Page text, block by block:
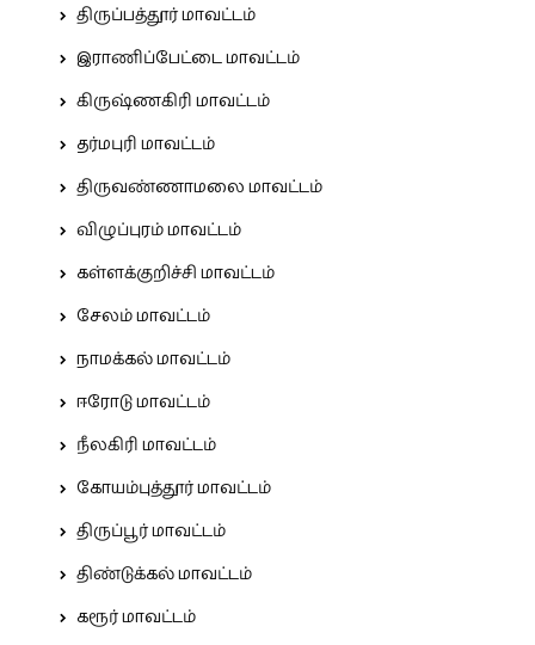
திருப்பத்தூர் மாவட்டம்
இராணிப்பேட்டை மாவட்டம்
கிருஷ்ணகிரி மாவட்டம்
தர்மபுரி மாவட்டம்
திருவண்ணாமலை மாவட்டம்
விழுப்புரம் மாவட்டம்
கள்ளக்குறிச்சி மாவட்டம்
சேலம் மாவட்டம்
நாமக்கல் மாவட்டம்
ஈரோடு மாவட்டம்
நீலகிரி மாவட்டம்
கோயம்புத்தூர் மாவட்டம்
திருப்பூர் மாவட்டம்
திண்டுக்கல் மாவட்டம்
கரூர் மாவட்டம்